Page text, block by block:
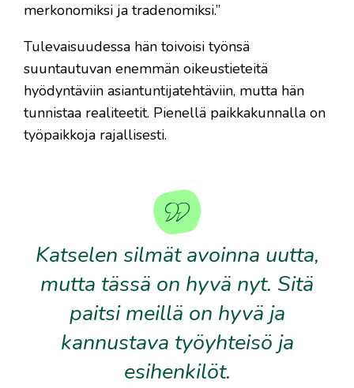
merkonomiksi ja tradenomiksi.”
Tulevaisuudessa hän toivoisi työnsä
suuntautuvan enemmän oikeustieteitä
hyödyntäviin asiantuntijatehtäviin, mutta hän
tunnistaa realiteetit. Pienellä paikkakunnalla on
työpaikkoja rajallisesti.
Katselen silmät avoinna uutta,
mutta tässä on hyvä nyt. Sitä
paitsi meillä on hyvä ja
kannustava työyhteisö ja
esihenkilöt.